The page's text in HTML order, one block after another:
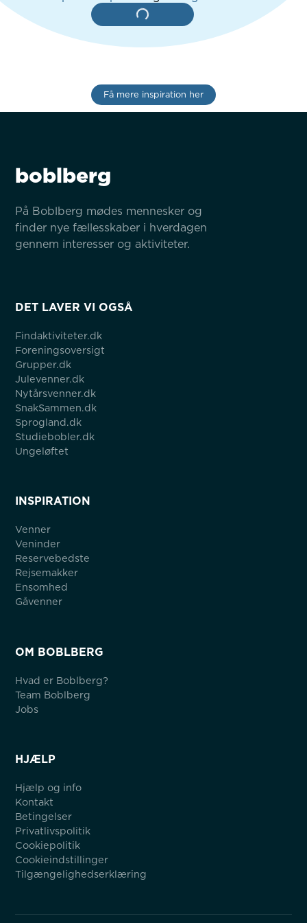
Få mere inspiration her
boblberg
På Boblberg mødes mennesker og
finder nye fællesskaber i hverdagen
gennem interesser og aktiviteter.
DET LAVER VI OGSÅ
Findaktiviteter.dk
Foreningsoversigt
Grupper.dk
Julevenner.dk
Nytårsvenner.dk
SnakSammen.dk
Sprogland.dk
Studiebobler.dk
Ungeløftet
INSPIRATION
Venner
Veninder
Reservebedste
Rejsemakker
Ensomhed
Gåvenner
OM BOBLBERG
Hvad er Boblberg?
Team Boblberg
Jobs
HJÆLP
Hjælp og info
Kontakt
Betingelser
Privatlivspolitik
Cookiepolitik
Cookieindstillinger
Tilgængelighedserklæring